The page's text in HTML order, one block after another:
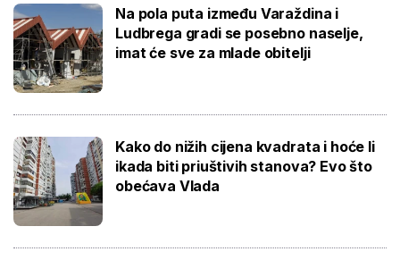
Na pola puta između Varaždina i
Ludbrega gradi se posebno naselje,
imat će sve za mlade obitelji
Kako do nižih cijena kvadrata i hoće li
ikada biti priuštivih stanova? Evo što
obećava Vlada